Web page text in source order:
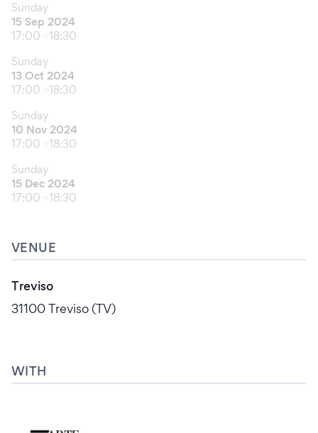
Sunday
15 Sep 2024
17:00
18:30
Sunday
13 Oct 2024
17:00
18:30
Sunday
10 Nov 2024
17:00
18:30
Sunday
15 Dec 2024
17:00
18:30
VENUE
Treviso
31100 Treviso (TV)
WITH